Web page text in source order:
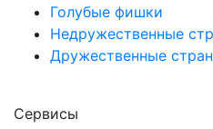
Голубые фишки
Недружественные
Дружественные
Сервисы